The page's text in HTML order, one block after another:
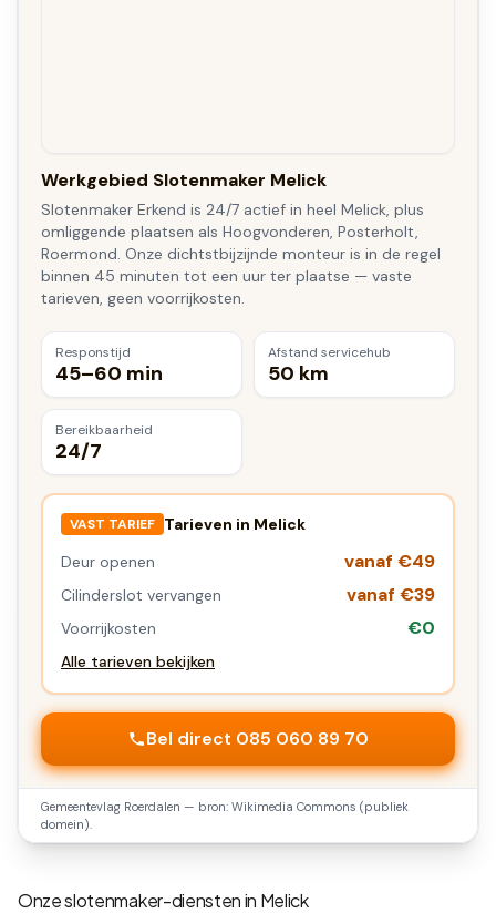
Werkgebied Slotenmaker Melick
Slotenmaker Erkend is 24/7 actief in heel Melick, plus
omliggende plaatsen als Hoogvonderen, Posterholt,
Roermond. Onze dichtstbijzijnde monteur is in de regel
binnen 45 minuten tot een uur ter plaatse — vaste
tarieven, geen voorrijkosten.
Responstijd
45–60 min
Afstand servicehub
50 km
Bereikbaarheid
24/7
VAST TARIEF Tarieven in Melick
Deur openen
vanaf €49
Cilinderslot vervangen vanaf €39
Voorrijkosten €0
Alle tarieven bekijken
Bel direct 085 060 89 70
Gemeentevlag Roerdalen — bron: Wikimedia Commons (publiek
domein).
Onze slotenmaker-diensten in Melick